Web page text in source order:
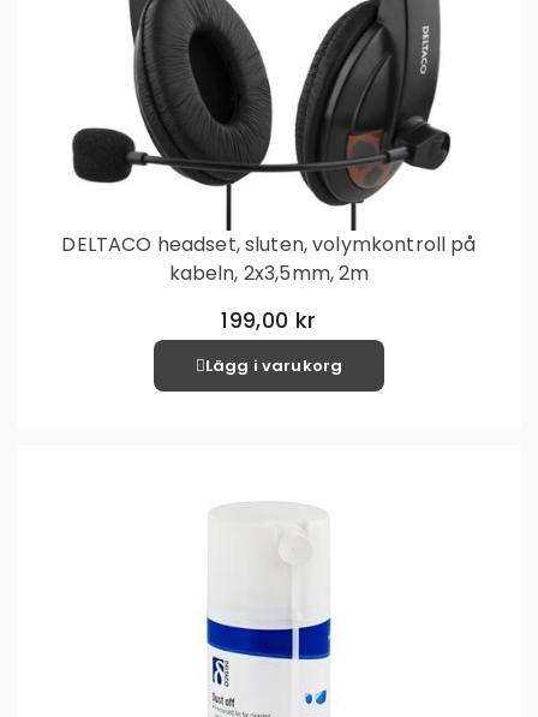
DELTACO headset, sluten, volymkontroll på
kabeln, 2x3,5mm, 2m
199,00 kr
Lägg i varukorg